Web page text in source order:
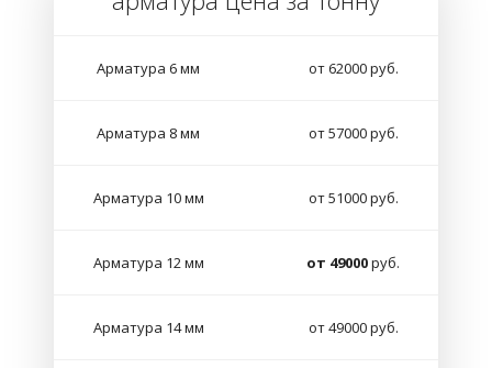
Арматура 6 мм от 62000 руб.
Арматура 8 мм от 57000 руб.
Арматура 10 мм от 51000 руб.
Арматура 12 мм от 49000руб.
Арматура 14 мм от 49000 руб.